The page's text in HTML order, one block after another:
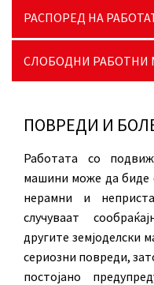
РАСПОРЕД НА
СЛОБОДНИ РАБОТНИ
ПОВРЕДИ И
Работата со
машини може да биде
нерамни и
случуваат
другите земјоделски
сериозни повреди,
постојано